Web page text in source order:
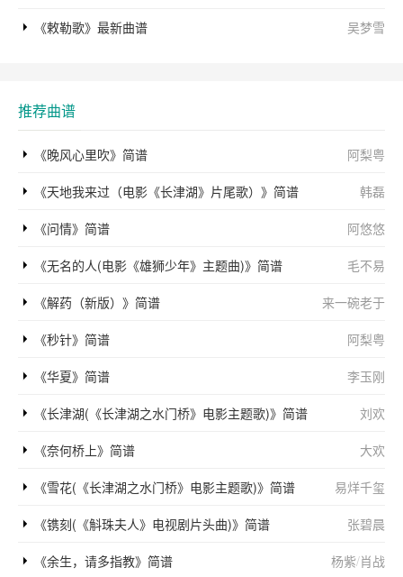
吴梦雪
《敕勒歌》最新曲谱
推荐曲谱
阿梨粤
《晚风心里吹》简谱
韩磊
《天地我来过（电影《长津湖》片尾歌）》简谱
阿悠悠
《问情》简谱
毛不易
《无名的人(电影《雄狮少年》主题曲)》简谱
来一碗老于
《解药（新版）》简谱
阿梨粤
《秒针》简谱
李玉刚
《华夏》简谱
刘欢
《长津湖(《长津湖之水门桥》电影主题歌)》简谱
大欢
《奈何桥上》简谱
易烊千玺
《雪花(《长津湖之水门桥》电影主题歌)》简谱
张碧晨
《镌刻(《斛珠夫人》电视剧片头曲)》简谱
杨紫/肖战
《余生，请多指教》简谱